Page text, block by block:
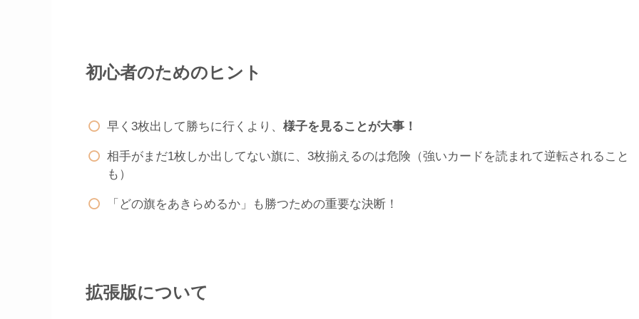
初心者のためのヒント
早く3枚出して勝ちに行くより、 様子を見ることが大事！
相手がまだ1枚しか出してない旗に、3枚揃えるのは危険（強いカードを読まれて逆転されること
も）
「どの旗をあきらめるか」も勝つための重要な決断！
拡張版について